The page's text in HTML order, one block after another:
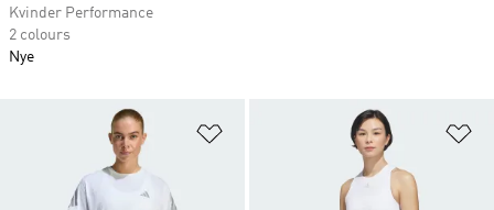
Føj til ønskeliste
Kvinder Performance
2 colours
Nye